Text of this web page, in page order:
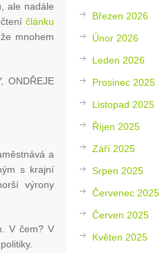
ale nadále
článku
mnohem
ONDŘEJE
a
s krajní
výrony
V čem? V
Březen 2026
Únor 2026
Leden 2026
Prosinec 2025
Listopad 2025
Říjen 2025
Září 2025
Srpen 2025
Červenec 2025
Červen 2025
Květen 2025